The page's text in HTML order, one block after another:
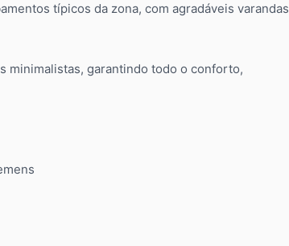
típicos da zona, com agradáveis varandas
minimalistas, garantindo todo o conforto,